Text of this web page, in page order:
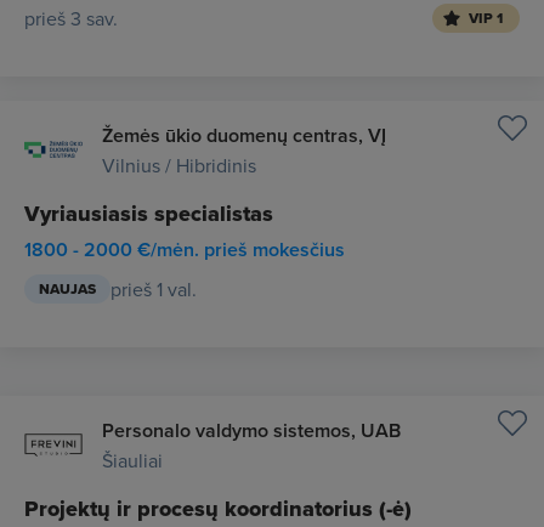
prieš 3 sav. VIP 1
Žemės ūkio duomenų centras, VĮ
Vilnius / Hibridinis
Vyriausiasis specialistas
1800 - 2000 €/mėn. prieš mokesčius
NAUJAS prieš 1 val.
Personalo valdymo sistemos, UAB
Šiauliai
Projektų ir procesų koordinatorius (-ė)